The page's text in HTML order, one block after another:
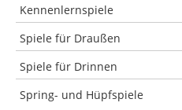
Kennenlernspiele
Spiele für Draußen
Spiele für Drinnen
Spring- und Hüpfspiele